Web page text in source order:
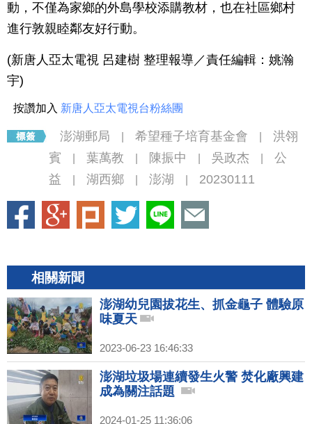
動，不僅為家鄉的外島學校添購教材，也在社區鄉村
進行敦親睦鄰友好行動。
(新唐人亞太電視 呂建樹 整理報導／責任編輯：姚瀚
宇)
按讚加入 新唐人亞太電視台粉絲團
澎湖郵局 希望種子培育基金會
洪翎
賓
葉萬教 陳振中 吳政杰
公
益
湖西鄉 澎湖 20230111
相關新聞
澎湖幼兒園拔花生、抓金龜子 體驗原
味夏天
2023-06-23 16:46:33
澎湖垃圾場連續發生火警 焚化廠興建
成為關注話題
2024-01-25 11:36:06